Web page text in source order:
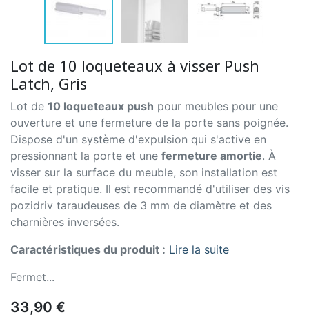
Lot de 10 loqueteaux à visser Push
Latch, Gris
Lot de 10 loqueteaux push pour meubles pour une
ouverture et une fermeture de la porte sans poignée.
Dispose d'un système d'expulsion qui s'active en
pressionnant la porte et une fermeture amortie. À
visser sur la surface du meuble, son installation est
facile et pratique. Il est recommandé d'utiliser des vis
pozidriv taraudeuses de 3 mm de diamètre et des
charnières inversées.
Caractéristiques du produit : Lire la suite
Fermet...
33,90 €